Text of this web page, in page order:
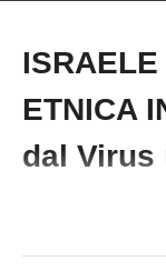
GOVERNO
E POI
ETNICA
dal Virus